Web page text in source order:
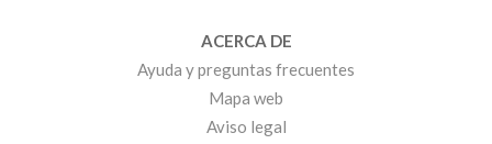
ACERCA DE
Ayuda y preguntas frecuentes
Mapa web
Aviso legal